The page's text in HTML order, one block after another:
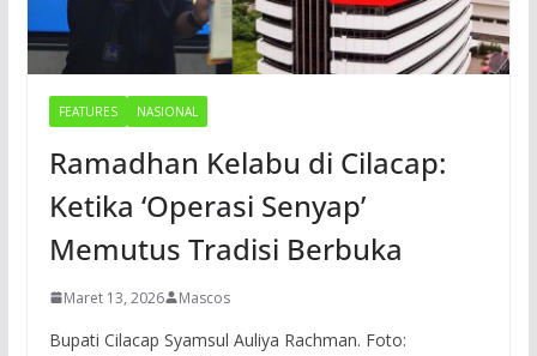
FEATURES NASIONAL
Ramadhan Kelabu di Cilacap:
Ketika ‘Operasi Senyap’
Memutus Tradisi Berbuka
Maret 13, 2026 Mascos
Bupati Cilacap Syamsul Auliya Rachman. Foto: